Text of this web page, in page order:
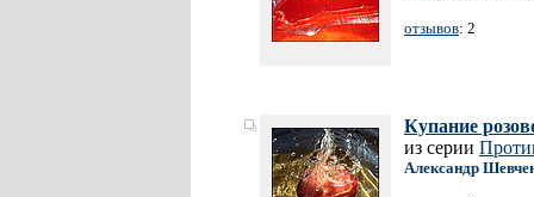
отзывов: 2
Купание
из серии
Александр